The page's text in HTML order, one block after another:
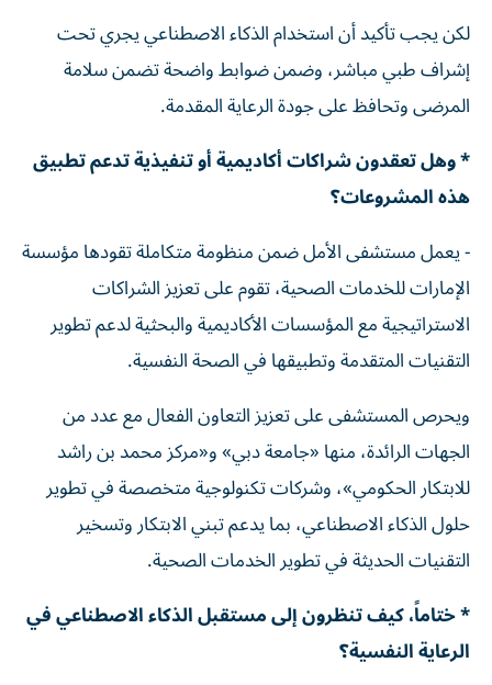
لكن يجب تأكيد أن استخدام الذكاء الاصطناعي يجري تحت
إشراف طبي مباشر، وضمن ضوابط واضحة تضمن سلامة
المرضى وتحافظ على جودة الرعاية المقدمة.
* وهل تعقدون شراكات أكاديمية أو تنفيذية تدعم تطبيق
هذه المشروعات؟
- يعمل مستشفى الأمل ضمن منظومة متكاملة تقودها مؤسسة
الإمارات للخدمات الصحية، تقوم على تعزيز الشراكات
الاستراتيجية مع المؤسسات الأكاديمية والبحثية لدعم تطوير
التقنيات المتقدمة وتطبيقها في الصحة النفسية.
ويحرص المستشفى على تعزيز التعاون الفعال مع عدد من
الجهات الرائدة، منها «جامعة دبي» و«مركز محمد بن راشد
للابتكار الحكومي»، وشركات تكنولوجية متخصصة في تطوير
حلول الذكاء الاصطناعي، بما يدعم تبني الابتكار وتسخير
التقنيات الحديثة في تطوير الخدمات الصحية.
* ختاماً، كيف تنظرون إلى مستقبل الذكاء الاصطناعي في
الرعاية النفسية؟